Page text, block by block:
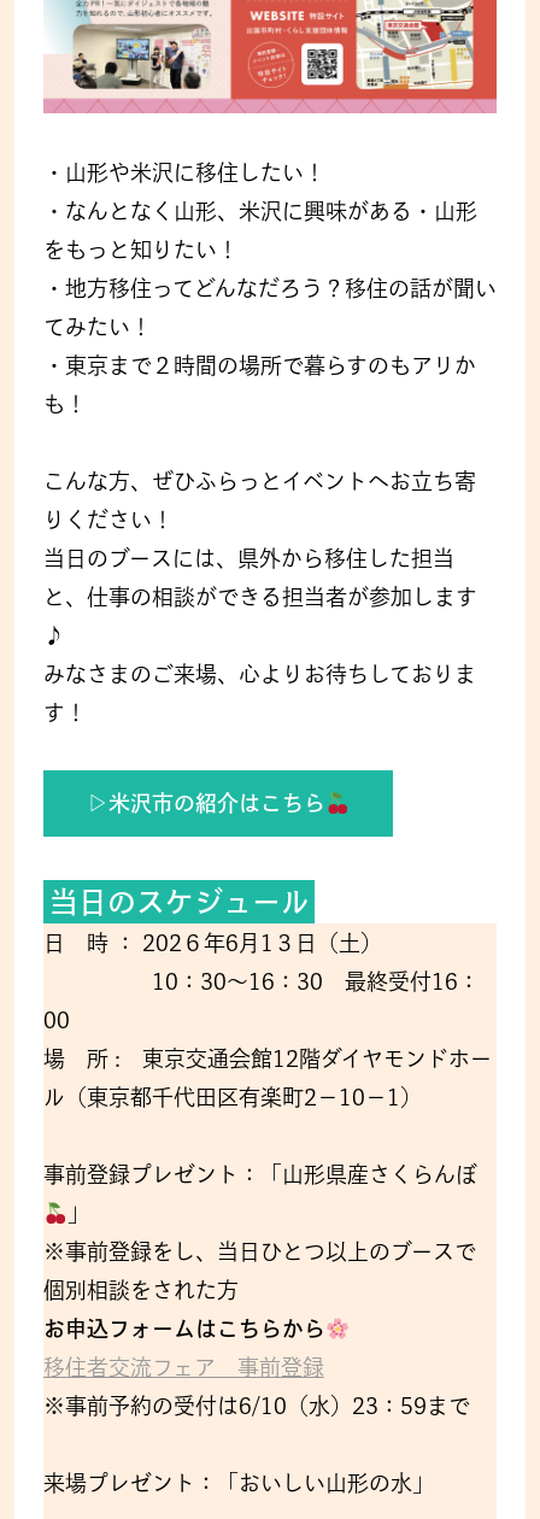
・山形や米沢に移住したい！
・なんとなく山形、米沢に興味がある・山形
をもっと知りたい！
・地方移住ってどんなだろう？移住の話が聞い
てみたい！
・東京まで２時間の場所で暮らすのもアリか
も！
こんな方、ぜひふらっとイベントへお立ち寄
りください！
当日のブースには、県外から移住した担当
と、仕事の相談ができる担当者が参加します
♪
みなさまのご来場、心よりお待ちしておりま
す！
▷米沢市の紹介はこちら
当日のスケジュール
日 時 ： 202６年6月1３日（土）
10：30～16：30 最終受付16：
00
場 所 : 東京交通会館12階ダイヤモンドホー
ル（東京都千代田区有楽町2－10－1）
事前登録プレゼント：「山形県産さくらんぼ
」
※事前登録をし、当日ひとつ以上のブースで
個別相談をされた方
お申込フォームはこちらから
移住者交流フェア 事前登録
※事前予約の受付は6/10（水）23：59まで
来場プレゼント：「おいしい山形の水」